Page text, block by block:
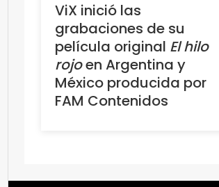
ViX inició las
grabaciones de su
película original El hilo
rojoen Argentina y
México producida por
FAM Contenidos